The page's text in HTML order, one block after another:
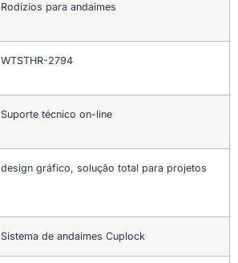
Rodízios para andaimes
WTSTHR-2794
Suporte técnico on-line
design gráfico, solução total para projetos
Sistema de andaimes Cuplock